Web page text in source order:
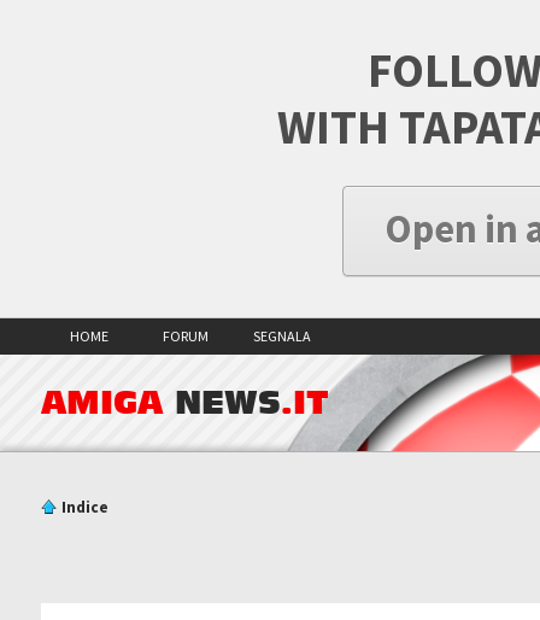
WITH
Open in
HOME FORUM SEGNALA
AMIGA NEWS.IT
Indice